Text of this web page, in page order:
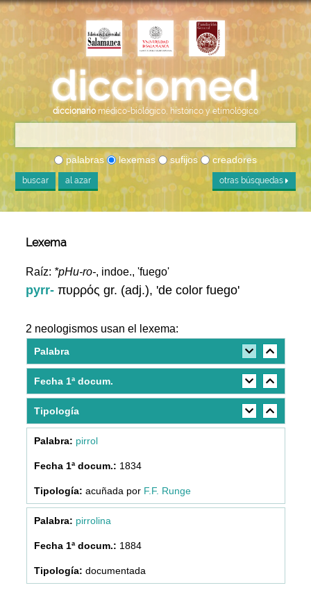
diccionario médico-biológico, histórico y etimológico
palabras lexemas sufijos creadores
buscar al azar otras búsquedas
Lexema
Raíz: *pHu-ro-, indoe., 'fuego'
pyrr-πυρρός gr. (adj.), 'de color fuego'
2 neologismos usan el lexema:
Palabra
Fecha 1ª docum.
Tipología
pirrol
1834
acuñada por F.F. Runge
pirrolina
1884
documentada